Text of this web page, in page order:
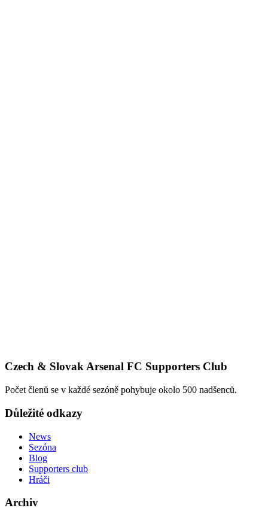
Czech & Slovak Arsenal FC Supporters Club
Počet členů se v každé sezóně pohybuje okolo 500 nadšenců.
Důležité odkazy
News
Sezóna
Blog
Supporters club
Hráči
Archiv